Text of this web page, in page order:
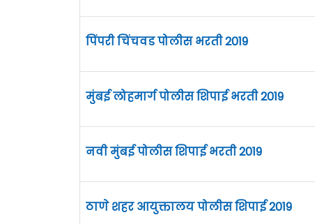
पिंपरी चिंचवड पोलीस भरती 2019
मुंबई लोहमार्ग पोलीस शिपाई भरती 2019
नवी मुंबई पोलीस शिपाई भरती 2019
ठाणे शहर आयुक्तालय पोलीस शिपाई 2019